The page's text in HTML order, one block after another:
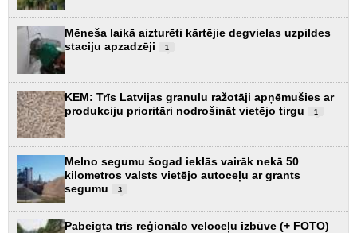
Mēneša laikā aizturēti kārtējie degvielas uzpildes
staciju apzadzēji
1
KEM: Trīs Latvijas granulu ražotāji apņēmušies ar
produkciju prioritāri nodrošināt vietējo tirgu
1
Melno segumu šogad ieklās vairāk nekā 50
kilometros valsts vietējo autoceļu ar grants
segumu
3
Pabeigta trīs reģionālo veloceļu izbūve (+ FOTO)